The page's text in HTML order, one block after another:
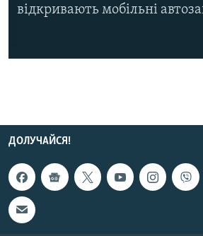
відкривають мобільні
ДОЛУЧАЙСЯ!